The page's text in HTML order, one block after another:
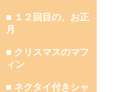
■ １２回目の、お正
月
■ クリスマスのマフ
ィン
■ ネクタイ付きシャ